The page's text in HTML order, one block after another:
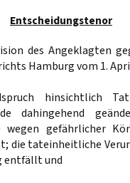
Entscheidungstenor
des Angeklagten
Hamburg vom 1.
hinsichtlich
dahingehend
wegen gefährlicher
die tateinheitliche
entfällt und